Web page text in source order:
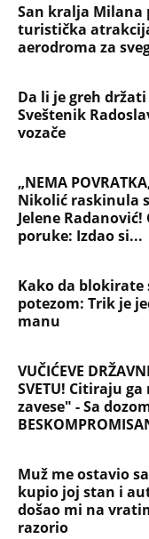
San kralja Milana
turistička
aerodroma za
Da li je greh
Sveštenik
vozače
„NEMA
Nikolić raskinula
Jelene
poruke: Izdao si...
Kako da
potezom: Trik je
manu
VUČIĆEVE
SVETU! Citiraju
zavese" - Sa
Muž me ostavio
kupio joj stan i
došao mi na
razorio